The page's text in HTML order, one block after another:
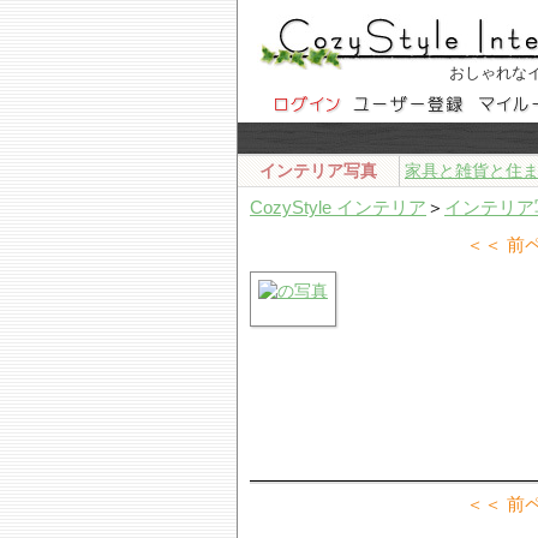
おしゃれな
インテリア写真
家具と雑貨と住
CozyStyle インテリア ＞ インテリ
＜＜ 前
＜＜ 前